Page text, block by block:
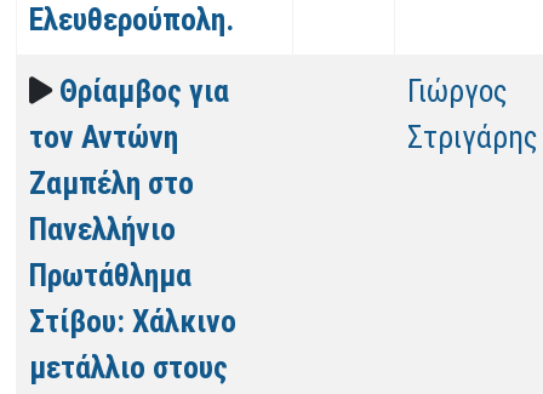
Ελευθερούπολη.
Θρίαμβος για
τον Αντώνη
Ζαμπέλη στο
Πανελλήνιο
Πρωτάθλημα
Στίβου: Χάλκινο
μετάλλιο στους
Γιώργος
Στριγάρης